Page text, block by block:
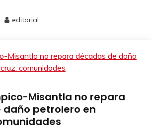
editorial
Misantla no repara
petrolero en